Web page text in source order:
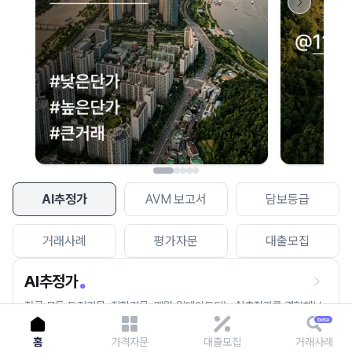
AI추정가 AVM 보고서 담보등급
거래사례 평가자문 대출모집
AI추정가
전국 모든 토지건물, 집합건물, 매월 업데이트되는 AI추정가를 경험해보
세요.
이용에 불편을 드려 죄송합니다.
다시 시도
홈 가격자문 대출모집 거래사례